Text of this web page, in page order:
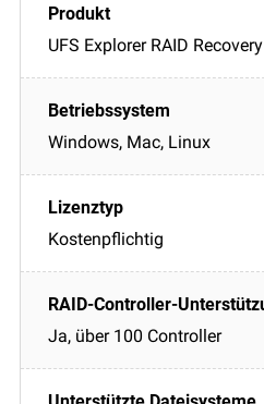
UFS Explorer RAID Recovery
Windows, Mac, Linux
Kostenpflichtig
Ja, über 100 Controller